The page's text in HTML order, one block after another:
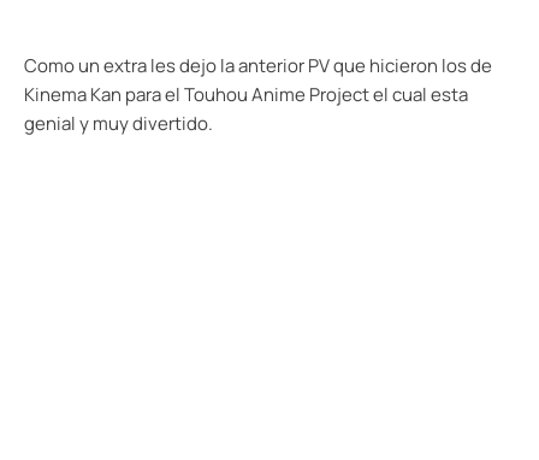
Como un extra les dejo la anterior PV que hicieron los de
Kinema Kan para el Touhou Anime Project el cual esta
genial y muy divertido.